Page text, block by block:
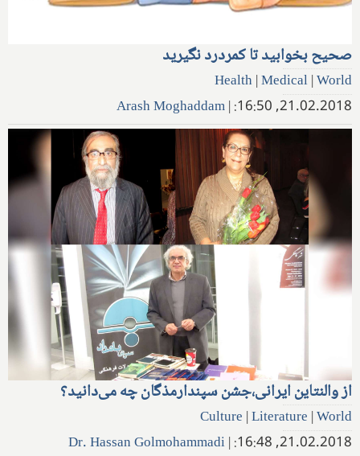
صحیح بخوابید تا کمردرد نگیرید
Health |Medical|World
21.02.2018, 16:50:
|
Arash Moghaddam
از والنتاین ایرانی،جشن سپندارمذگان چه می‌دانید؟
Culture |Literature |World
21.02.2018, 16:48:
|
Dr. Hassan Golmohammadi